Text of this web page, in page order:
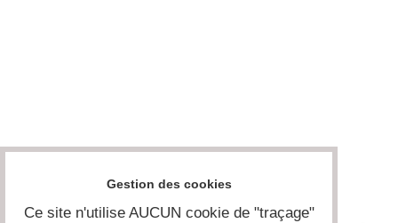
Gestion des cookies
Ce site n'utilise AUCUN cookie de "traçage"